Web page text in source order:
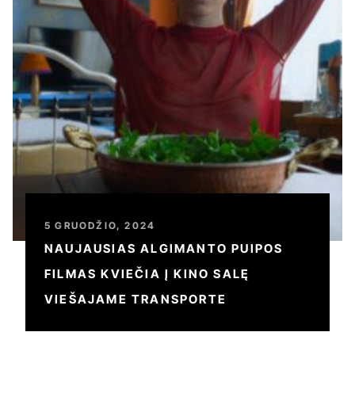
5 GRUODŽIO, 2024
NAUJAUSIAS ALGIMANTO PUIPOS
FILMAS KVIEČIA Į KINO SALĘ
VIEŠAJAME TRANSPORTE